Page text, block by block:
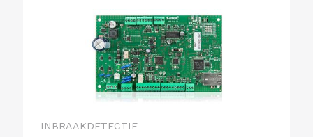
INBRAAKDETECTIE